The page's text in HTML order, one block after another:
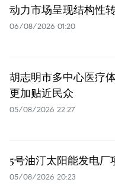
动力市场呈现结构性
06/08/2026 01:20
胡志明市多中心医疗
更加贴近民众
05/08/2026 22:27
5号油汀太阳能发电厂
05/08/2026 20:23